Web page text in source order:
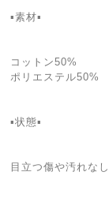
▪️素材▪
コットン50%
ポリエステル50%
▪️状態▪️
目立つ傷や汚れなし